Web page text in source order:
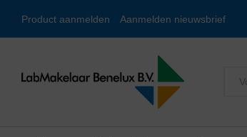
Product aanmelden Aanmelden nieuwsbrief
Alles